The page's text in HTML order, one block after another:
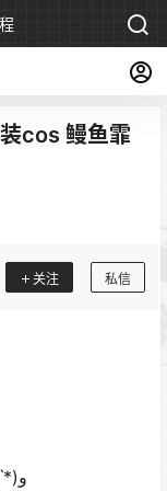
cos 鳗鱼霏
关注 私信
明天就又是一年一度的17岁生日了٩(ˊωˋ*)و